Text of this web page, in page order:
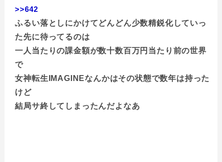
>>642
ふるい落としにかけてどんどん少数精鋭化していっ
た先に待ってるのは
一人当たりの課金額が数十数百万円当たり前の世界
で
女神転生IMAGINEなんかはその状態で数年は持った
けど
結局サ終してしまったんだよなあ